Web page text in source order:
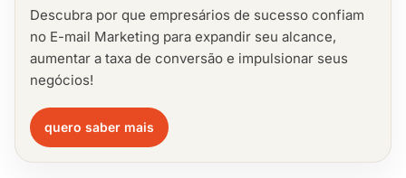
Descubra por que empresários de sucesso confiam
no E-mail Marketing para expandir seu alcance,
aumentar a taxa de conversão e impulsionar seus
negócios!
quero saber mais